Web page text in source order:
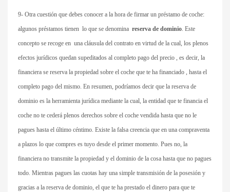
9- Otra cuestión que debes conocer a la hora de firmar un préstamo de coche:
algunos préstamos tienen lo que se denomina reserva de dominio. Este
concepto se recoge en una cláusula del contrato en virtud de la cual, los plenos
efectos jurídicos quedan supeditados al completo pago del precio , es decir, la
financiera se reserva la propiedad sobre el coche que te ha financiado , hasta el
completo pago del mismo. En resumen, podríamos decir que la reserva de
dominio es la herramienta jurídica mediante la cual, la entidad que te financia el
coche no te cederá plenos derechos sobre el coche vendida hasta que no le
pagues hasta el último céntimo. Existe la falsa creencia que en una compraventa
a plazos lo que compres es tuyo desde el primer momento. Pues no, la
financiera no transmite la propiedad y el dominio de la cosa hasta que no pagues
todo. Mientras pagues las cuotas hay una simple transmisión de la posesión y
gracias a la reserva de dominio, el que te ha prestado el dinero para que te